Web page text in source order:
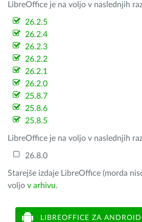
LibreOffice je na voljo v naslednjih
26.2.5
26.2.4
26.2.3
26.2.2
26.2.1
26.2.0
25.8.7
25.8.6
25.8.5
LibreOffice je na voljo v naslednjih
26.8.0
Starejše izdaje LibreOffice (morda
voljo v arhivu.
LIBREOFFICE ZA ANDROID